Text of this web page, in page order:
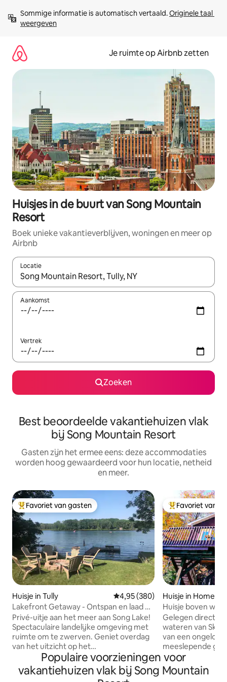
direct
naar
Sommige informatie is automatisch vertaald. Originele taal
weergeven
Je ruimte op Airbnb zetten
Huisjes in de buurt van Song Mountain
Resort
Boek unieke vakantieverblijven, woningen en meer op
Airbnb
Locatie
Wanneer er suggesties beschikbaar zijn, maak je een keuze
Aankomst
Vertrek
Zoeken
Best beoordeelde vakantiehuizen vlak
bij Song Mountain Resort
Gasten zijn het ermee eens: deze accommodaties
worden hoog gewaardeerd voor hun locatie, netheid
en meer.
Topfavoriet van gasten
Favoriet van gasten
Huisje in Tully Gemiddelde beoordeling van
4,95 (380)
Lakefront Getaway - Ontspan en laad op
bij Song Lake!
Privé-uitje aan het meer aan Song Lake!
Spectaculaire landelijke omgeving met
ruimte om te zwerven. Geniet overdag
van het uitzicht op het
herfstgebladerte, ontspan 's nachts bij
de vuurplaats! Privé terras en
aanlegsteiger - neem je kajak en vistuig
Topfavoriet van
Favoriet van
Huisje in Homer
Huisje boven
Gelegen direct
wateren van
van een
meeslepende
vanuit een
huisje. Ideaal voor kleine
familievakanties
Populaire voorzieningen voor
vakantiehuizen vlak bij Song Mountain